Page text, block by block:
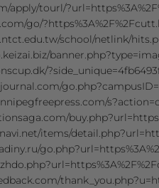
apply/tourl/
go/
school/netlink/
items/